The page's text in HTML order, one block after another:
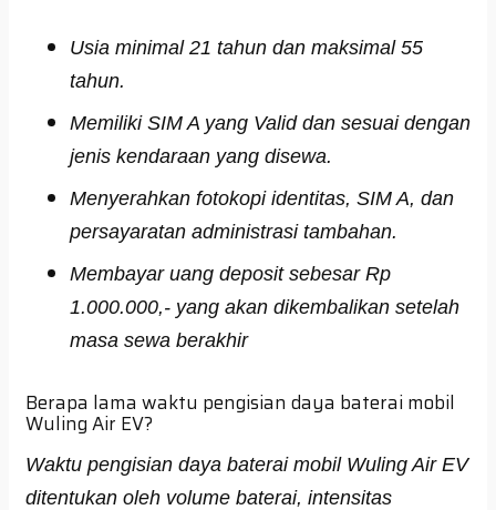
Usia minimal 21 tahun dan maksimal 55
tahun.
Memiliki SIM A yang Valid dan sesuai dengan
jenis kendaraan yang disewa.
Menyerahkan fotokopi identitas, SIM A, dan
persayaratan administrasi tambahan.
Membayar uang deposit sebesar Rp
1.000.000,- yang akan dikembalikan setelah
masa sewa berakhir
Berapa lama waktu pengisian daya baterai mobil
Wuling Air EV?
Waktu pengisian daya baterai mobil Wuling Air EV
ditentukan oleh volume baterai, intensitas